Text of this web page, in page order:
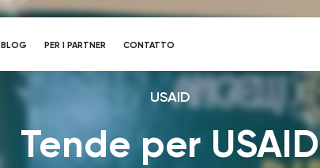
BLOG PER I PARTNER CONTATTO
USAID
Tende per USAID